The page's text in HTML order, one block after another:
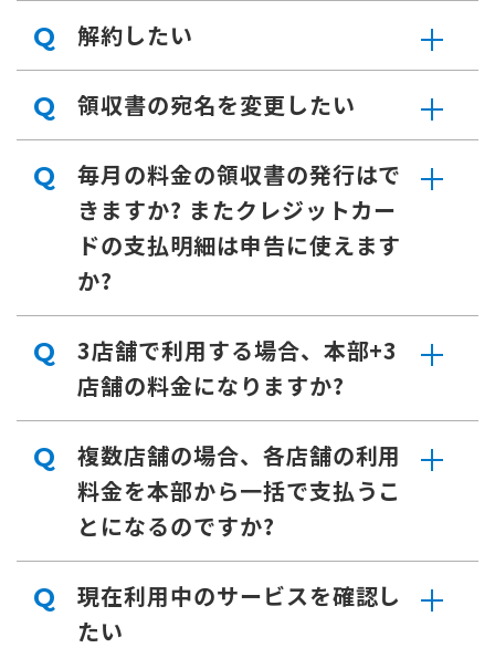
Q 解約したい
Q 領収書の宛名を変更したい
Q
毎月の料金の領収書の発行はで
きますか? またクレジットカー
ドの支払明細は申告に使えます
か?
Q
3店舗で利用する場合、本部+3
店舗の料金になりますか?
Q
複数店舗の場合、各店舗の利用
料金を本部から一括で支払うこ
とになるのですか?
Q
現在利用中のサービスを確認し
たい